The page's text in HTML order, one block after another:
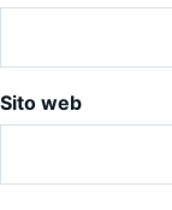
Sito web